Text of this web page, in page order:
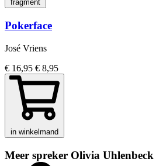
fragment
Pokerface
José Vriens
€ 16,95 € 8,95
in winkelmand
Meer spreker Olivia Uhlenbeck